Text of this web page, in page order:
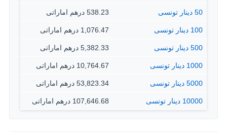
50 دينار تونسى 538.23 درهم اماراتى
100 دينار تونسى 1,076.47 درهم اماراتى
500 دينار تونسى 5,382.33 درهم اماراتى
1000 دينار تونسى 10,764.67 درهم اماراتى
5000 دينار تونسى 53,823.34 درهم اماراتى
10000 دينار تونسى 107,646.68 درهم اماراتى